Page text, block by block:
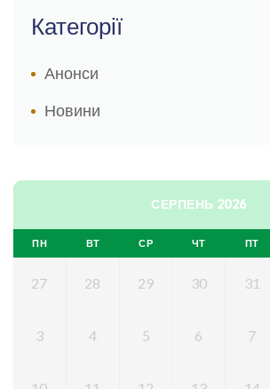
Категорії
Анонси
Новини
СЕРПЕНЬ 2026
ПН ВТ СР ЧТ ПТ
27 28 29 30 31
3 4 5 6 7